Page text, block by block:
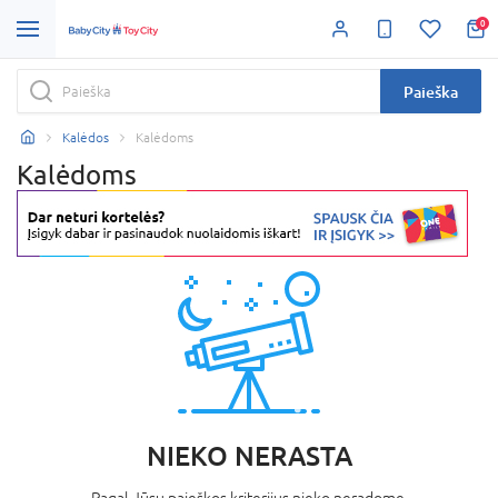
0
Paieška
Kalėdos Kalėdoms
Kalėdoms
NIEKO NERASTA